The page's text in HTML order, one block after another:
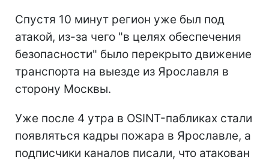
Спустя 10 минут регион уже был под
атакой, из-за чего "в целях обеспечения
безопасности" было перекрыто движение
транспорта на выезде из Ярославля в
сторону Москвы.
Уже после 4 утра в OSINT-пабликах стали
появляться кадры пожара в Ярославле, а
подписчики каналов писали, что атакован